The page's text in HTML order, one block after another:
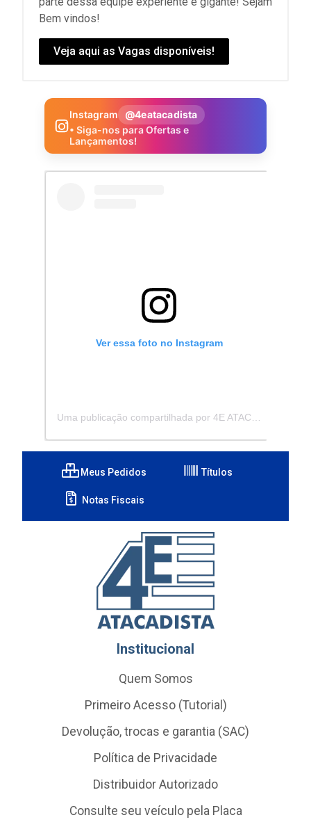
Bem vindos!
Veja aqui as Vagas disponíveis!
Instagram
@4eatacadista
• Siga-nos para Ofertas e
Lançamentos!
Ver essa foto no Instagram
Meus Pedidos Títulos
Notas Fiscais
Institucional
Quem Somos
Primeiro Acesso (Tutorial)
Devolução, trocas e garantia (SAC)
Política de Privacidade
Distribuidor Autorizado
Consulte seu veículo pela Placa